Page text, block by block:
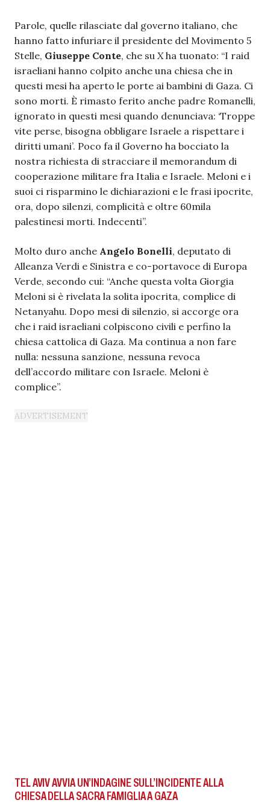
Parole, quelle rilasciate dal governo italiano, che
hanno fatto infuriare il presidente del Movimento 5
Stelle, Giuseppe Conte, che su Xha tuonato: “I raid
israeliani hanno colpito anche una chiesa che in
questi mesi ha aperto le porte ai bambini di Gaza. Ci
sono morti. È rimasto ferito anche padre Romanelli,
ignorato in questi mesi quando denunciava: ‘Troppe
vite perse, bisogna obbligare Israele a rispettare i
diritti umani’. Poco fa il Governo ha bocciato la
nostra richiesta di stracciare il memorandum di
cooperazione militare fra Italia e Israele. Meloni e i
suoi ci risparmino le dichiarazioni e le frasi ipocrite,
ora, dopo silenzi, complicità e oltre 60mila
palestinesi morti. Indecenti”.
Molto duro anche Angelo Bonelli, deputato di
Alleanza Verdi e Sinistra e co-portavoce di Europa
Verde, secondo cui: “Anche questa volta Giorgia
Meloni si è rivelata la solita ipocrita, complice di
Netanyahu. Dopo mesi di silenzio, si accorge ora
che i raid israeliani colpiscono civili e perfino la
chiesa cattolica di Gaza. Ma continua a non fare
nulla: nessuna sanzione, nessuna revoca
dell’accordo militare con Israele. Meloni è
complice”.
TEL AVIV AVVIA UN’INDAGINE SULL’INCIDENTE ALLA
CHIESA DELLA SACRA FAMIGLIA A GAZA